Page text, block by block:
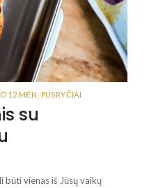
12 MĖN PUSRYČIAI
su
būti vienas iš Jūsų vaikų